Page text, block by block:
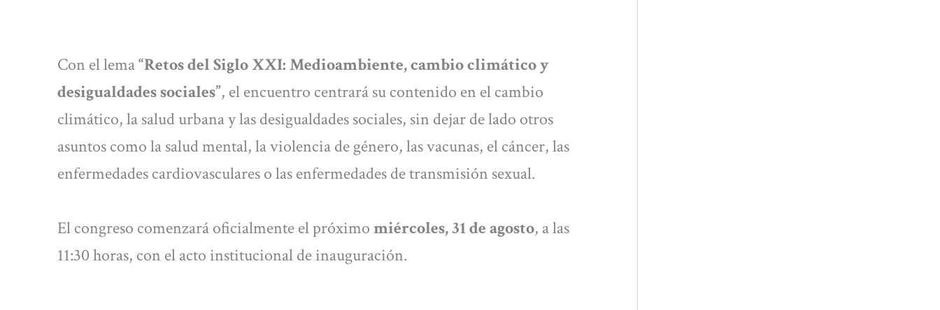
Con el lema“Retos del Siglo XXI: Medioambiente, cambio climático y
desigualdades sociales”, el encuentro centrará su contenido en el cambio
climático, la salud urbana y las desigualdades sociales, sin dejar de lado otros
asuntos como la salud mental, la violencia de género, las vacunas, el cáncer, las
enfermedades cardiovasculares o las enfermedades de transmisión sexual.
El congreso comenzará oficialmente el próximomiércoles, 31 de agosto, a las
11:30 horas, con el acto institucional de inauguración.